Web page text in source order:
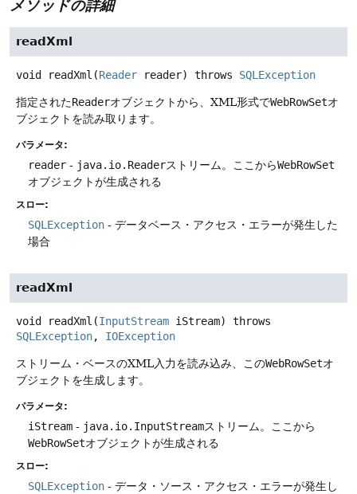
メソッドの詳細
readXml
void readXml (Reader reader) throws SQLException
指定されたReaderオブジェクトから、XML形式でWebRowSetオ
ブジェクトを読み取ります。
パラメータ:
reader - java.io.Readerストリーム。ここからWebRowSet
オブジェクトが生成される
スロー:
SQLException - データベース・アクセス・エラーが発生した
場合
readXml
void readXml (InputStream iStream)
throws
SQLException, IOException
ストリーム・ベースのXML入力を読み込み、このWebRowSetオ
ブジェクトを生成します。
パラメータ:
iStream - java.io.InputStreamストリーム。ここから
WebRowSetオブジェクトが生成される
スロー:
SQLException - データ・ソース・アクセス・エラーが発生し